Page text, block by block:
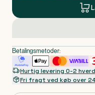
Betalingsmetoder:
Hurtig levering 0-2
Fri fragt ved køb over